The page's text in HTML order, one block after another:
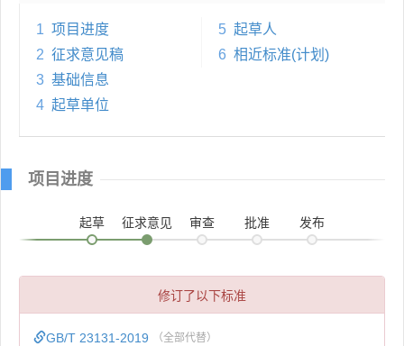
1 项目进度
2 征求意见稿
3 基础信息
4 起草单位
5 起草人
6 相近标准(计划)
项目进度
起草 征求意见 审查 批准 发布
修订了以下标准
GB/T 23131-2019 （全部代替）